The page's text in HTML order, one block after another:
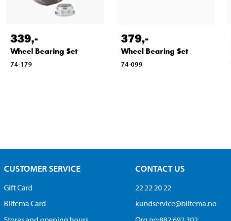
339,-
Wheel Bearing Set
74-179
379,-
Wheel Bearing Set
74-099
CUSTOMER SERVICE
Gift Card
Biltema Card
CONTACT US
22 22 20 22
kundservice@biltema.no